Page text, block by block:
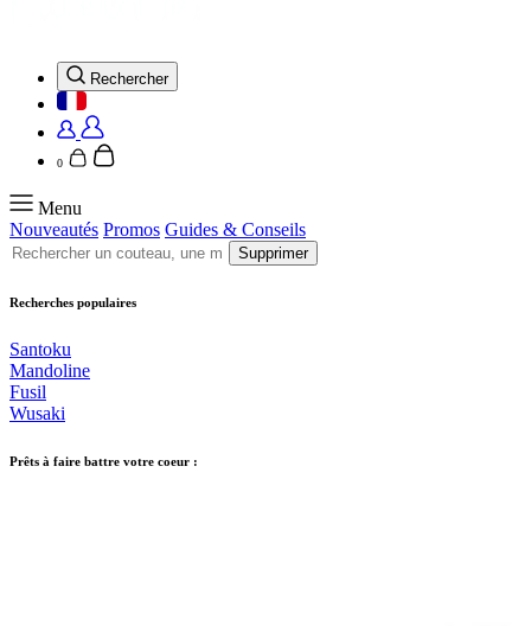
Rechercher
0
Menu
Nouveautés Promos Guides & Conseils
Supprimer
Recherches populaires
Santoku
Mandoline
Fusil
Wusaki
Prêts à faire battre votre coeur :